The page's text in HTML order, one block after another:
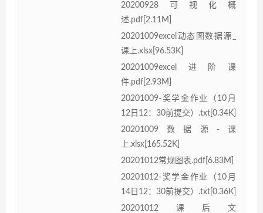
20200928可视化概
述.pdf[2.11M]
20201009excel动态图数据源_
课上.xlsx[96.53K]
20201009excel进阶课
件.pdf[2.93M]
20201009-奖学金作业（10月
12日12：30前提交）.txt[0.34K]
20201009数据源-课
上.xlsx[165.52K]
20201012常规图表.pdf[6.83M]
20201012-奖学金作业（10月
14日12：30前提交）.txt[0.36K]
20201012课后文